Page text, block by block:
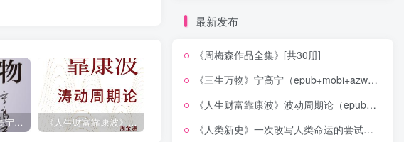
《三生万物》宁高宁（epub+mobi+azw3+pdf） 《人生财富靠康波》波动周期论（epub+mobi+azw3+pdf） 《在峡江的转弯处》陈行甲
最新发布
《周梅森作品全集》[共30册]
《三生万物》宁高宁（epub+mobi+azw3+pdf）
《人生财富靠康波》波动周期论（epub+mobi+azw3+pdf）
《人类新史》一次改写人类命运的尝试（epub+mobi+azw3+pdf）